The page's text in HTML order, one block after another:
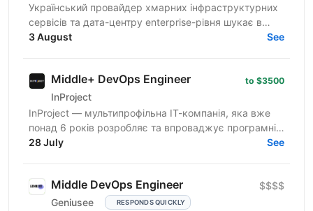
Український провайдер хмарних інфраструктурних
сервісів та дата-центру enterprise-рівня шукає в
команду інженера безпеки платформних
3 August See
Middle+ DevOps Engineer
InProject
to $3500
InProject — мультипрофільна ІТ-компанія, яка вже
понад 6 років розробляє та впроваджує програмні
інновації у бізнес своїх клієнтів, надає повний
28 July See
Middle DevOps Engineer
Geniusee RESPONDS QUICKLY
$$$$